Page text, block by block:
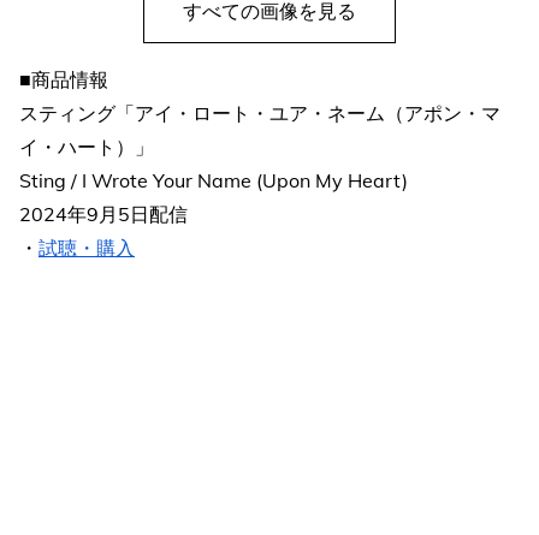
すべての画像を見る
■商品情報
スティング「アイ・ロート・ユア・ネーム（アポン・マ
イ・ハート）」
Sting / I Wrote Your Name (Upon My Heart)
2024年9月5日配信
・ 試聴・購入